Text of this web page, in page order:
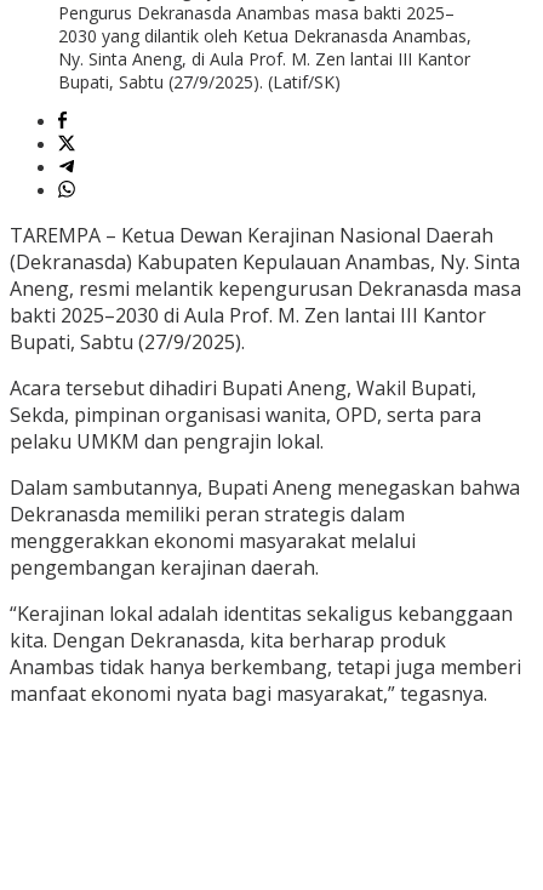
Pengurus Dekranasda Anambas masa bakti 2025–
2030 yang dilantik oleh Ketua Dekranasda Anambas,
Ny. Sinta Aneng, di Aula Prof. M. Zen lantai III Kantor
Bupati, Sabtu (27/9/2025). (Latif/SK)
TAREMPA – Ketua Dewan Kerajinan Nasional Daerah
(Dekranasda) Kabupaten Kepulauan Anambas, Ny. Sinta
Aneng, resmi melantik kepengurusan Dekranasda masa
bakti 2025–2030 di Aula Prof. M. Zen lantai III Kantor
Bupati, Sabtu (27/9/2025).
Acara tersebut dihadiri Bupati Aneng, Wakil Bupati,
Sekda, pimpinan organisasi wanita, OPD, serta para
pelaku UMKM dan pengrajin lokal.
Dalam sambutannya, Bupati Aneng menegaskan bahwa
Dekranasda memiliki peran strategis dalam
menggerakkan ekonomi masyarakat melalui
pengembangan kerajinan daerah.
“Kerajinan lokal adalah identitas sekaligus kebanggaan
kita. Dengan Dekranasda, kita berharap produk
Anambas tidak hanya berkembang, tetapi juga memberi
manfaat ekonomi nyata bagi masyarakat,” tegasnya.